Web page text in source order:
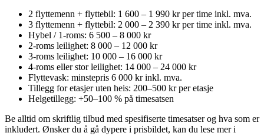
2 flyttemenn + flyttebil: 1 600 – 1 990 kr per time inkl. mva.
3 flyttemenn + flyttebil: 2 000 – 2 390 kr per time inkl. mva.
Hybel / 1-roms: 6 500 – 8 000 kr
2-roms leilighet: 8 000 – 12 000 kr
3-roms leilighet: 10 000 – 16 000 kr
4-roms eller stor leilighet: 14 000 – 24 000 kr
Flyttevask: minstepris 6 000 kr inkl. mva.
Tillegg for etasjer uten heis: 200–500 kr per etasje
Helgetillegg: +50–100 % på timesatsen
Be alltid om skriftlig tilbud med spesifiserte timesatser og hva som er
inkludert. Ønsker du å gå dypere i prisbildet, kan du lese mer i